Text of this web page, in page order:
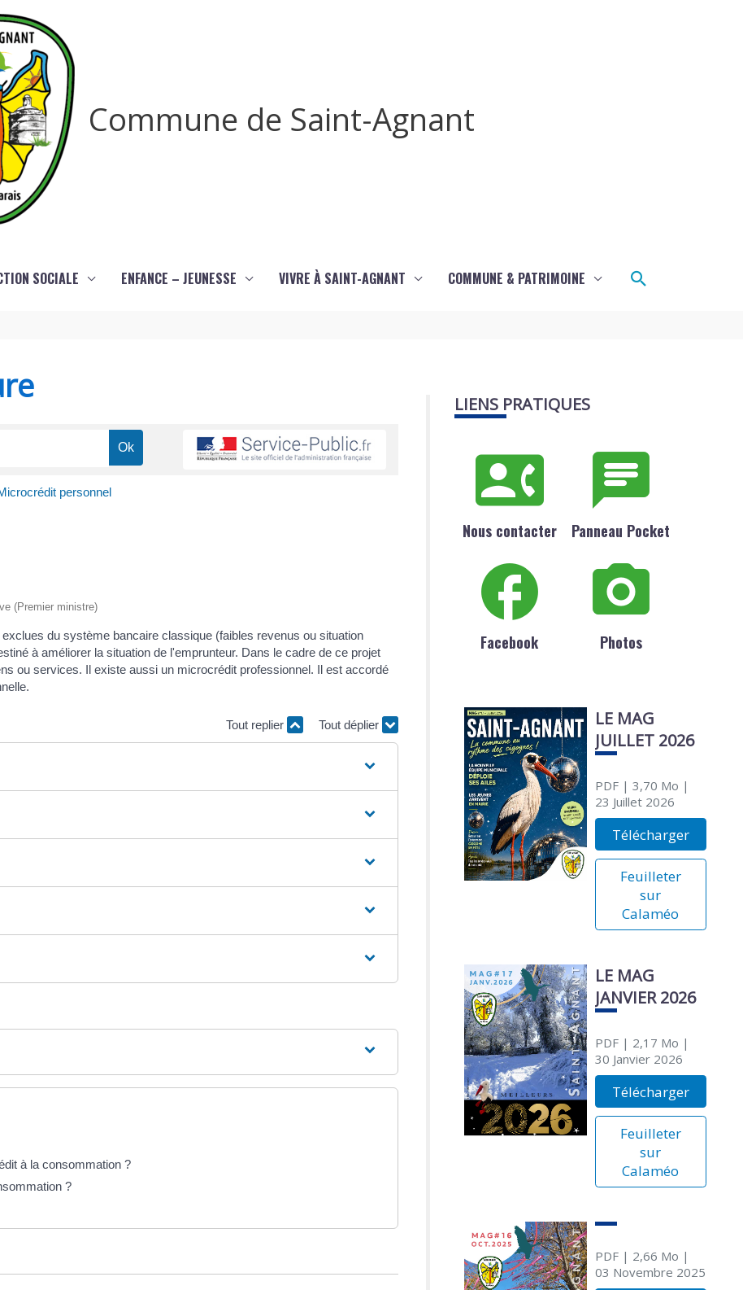
Commune de Saint-Agnant
SOCIALE ENFANCE – JEUNESSE VIVRE À SAINT-AGNANT COMMUNE & PATRIMOINE Rechercher
personnel
(Premier ministre)
du système bancaire classique (faibles revenus ou situation
à améliorer la situation de l'emprunteur. Dans le cadre de ce projet
ou services. Il existe aussi un microcrédit professionnel. Il est accordé
Tout replier Tout déplier
à la consommation ?
?
LIENS PRATIQUES
Nous contacter Panneau Pocket
Facebook Photos
LE MAG
JUILLET 2026
PDF| 3,70 Mo |
23 Juillet 2026
Télécharger
Feuilleter
sur
Calaméo
LE MAG
JANVIER 2026
PDF| 2,17 Mo |
30 Janvier 2026
Télécharger
Feuilleter
sur
Calaméo
PDF| 2,66 Mo |
03 Novembre 2025